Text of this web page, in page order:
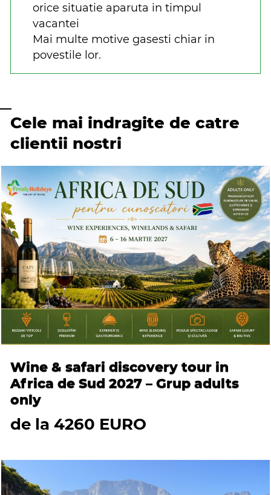
orice situatie aparuta in timpul
vacantei
Mai multe motive gasesti chiar in
povestile lor.
Cele mai indragite de catre
clientii nostri
Wine & safari discovery tour in
Africa de Sud 2027 – Grup adults
only
de la 4260 EURO